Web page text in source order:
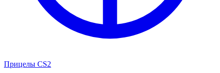
Прицелы CS2